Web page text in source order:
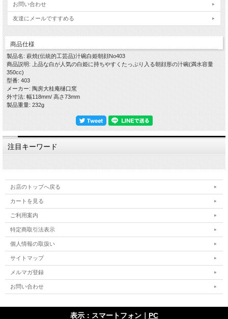
てますが、照明の映り込みが多くある際は風合いを損ねない程度の修正・補正・加
工をし、逆に修正が難しい場合はそのままにしていることもございますので、悪し
からずご了承ください。
【萩焼の特徴-萩の七化け】
萩焼は伝統的工芸品萩焼の指定材料である「大道土」を主に使いますが、この陶土
が焼き締まらないという特性がある為、生地を素焼きし釉薬を掛けて本焼きをする
という工程で作ります。焼成後、生地と釉薬の収縮率の違いにより貫入(かんにゅ
う)が起こります。器に色見のある水分を入れると、この貫入に染みご使用の度合
いによって風合いが変化していくことを「萩の七化け」と言われ、作り手が作った
やきものを使い手が育てていくと言われる所以です。
私どもはこの特徴を尊重し時流に流されることなく伝統的な萩焼を守りたいという
精神と、お客様のことを大事にしたいという想いから、器へのコーティングをしな
いという方針を貫いておりますので、電子レンジ・食器洗浄乾燥機をお使いいただ
けます。日々の暮らしの中で、萩焼の特徴をお楽しみいただきつつ安心・安全にお
使いいただければ幸いです。
【在庫について】
によって在庫切れの場合は悪しからずご容赦くださいませ。
【荷造り・発送について】
安全にお届けするために、作品をエアパッキンでしっかり包み、緩衝材の新聞紙を
多めに入れた段ボールに詰めて荷造りし発送しております。
お取り扱い方法などを詳細に明記した紙を同梱いたします。
【器にやさしいお取り扱い】
・初めてのご使用時 → ほこりをとる程度の洗浄でOK(使用前の煮沸消毒は不
要)
・ご使用後 → 一般的な台所洗剤で洗浄ししっかりすすぎしっかり乾燥させて収
納
・茶しぶの除去 → メラミンフォームのスポンジでこすり洗い
・湯通しのおすすめ→ 大きめの鍋にうつわと水を入れ30分程度煮沸させる
・ご使用前後に水に漬ける → 油分・糖分(アルコール)・醤油などでご使用の際
【お気軽にお問合せください！】
電話 0838-22-1447 メール higuchi@taikeian.net
お問い合わせ
友達にメールですすめる
商品仕様
製品名: 萩焼(伝統的工芸品)汁碗白姫朝顔No403
商品説明: 上品な白が人気の白姫に持ちやすくたっぷり入る朝顔形の汁碗(満水容量
350cc)
型番: 403
メーカー: 陶房大桂庵樋口窯
外寸法: 幅118mm/ 高さ73mm
製品重量: 232g
注目キーワード
お店のトップへ戻る
カートを見る
ご利用案内
特定商取引法表示
個人情報の取扱い
サイトマップ
メルマガ登録
お問い合わせ
表示：スマートフォン｜ PC